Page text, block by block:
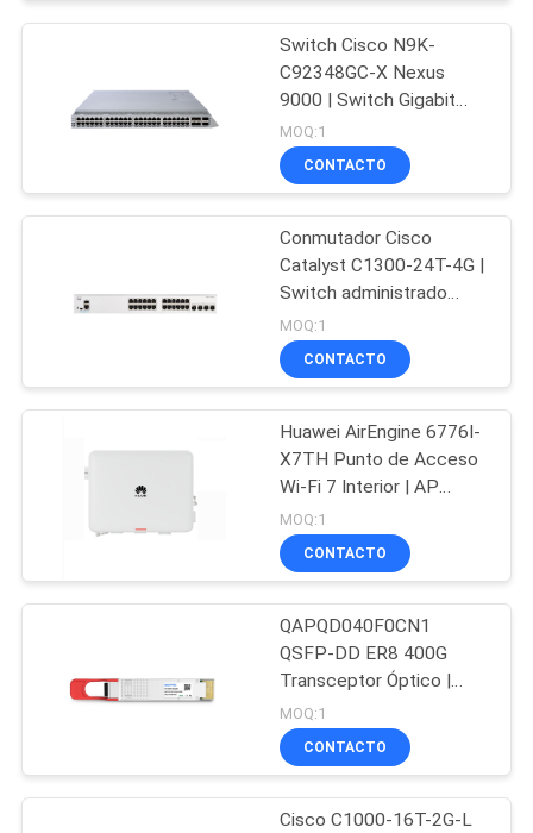
DE
PÓNGASE
CONTACTO
NOTICIAS
DE
TRABAJO
MAPA
DEL
SITIO
POLÍTICA
PRIVACIDAD
Control industrial
del PLC
Módulo de Huawei
SFP
302
Interruptor de
Ethernet de Cisco
1582
Switch Cisco N9K-
C92348GC-X Nexus
9000 | Switch Gigabit
Ethernet de 48 puertos
con soporte de enlace
ascendente de
MOQ:1
CONTACTO
Conmutador Cisco
Catalyst C1300-24T-4G |
Switch administrado
Gigabit de 24 puertos
con 4 enlaces
ascendentes SFP
MOQ:1
CONTACTO
Huawei AirEngine 6776I-
X7TH Punto de Acceso
Wi-Fi 7 Interior | AP
Empresarial Inalámbrico
de Alta Densidad
MOQ:1
CONTACTO
QAPQD040F0CN1
QSFP-DD ER8 400G
Transceptor Óptico |
1310nm 40km SMF LC
MOQ:1
CONTACTO
Cisco C1000-16T-2G-L